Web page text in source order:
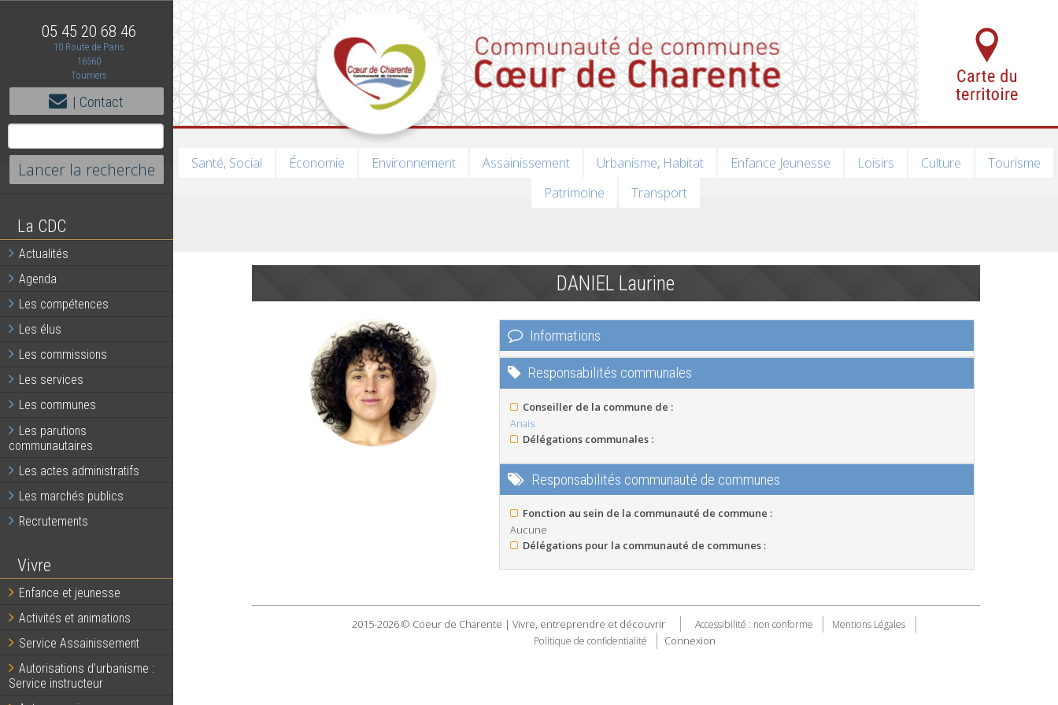
05 45 20 68 46
10 Route de Paris
16560
Tourriers
| Contact
La CDC
Actualités
Agenda
Les compétences
Les élus
Les commissions
Les services
Les communes
Les parutions
communautaires
Les actes administratifs
Les marchés publics
Recrutements
Vivre
Enfance et jeunesse
Activités et animations
Service Assainissement
Autorisations d’urbanisme :
Service instructeur
Santé, Social Économie Environnement Assainissement Urbanisme, Habitat Enfance Jeunesse Loisirs Culture
Tourisme
Patrimoine
Transport
DANIEL Laurine
Informations
Responsabilités communales
Conseiller de la commune de :
Anais
Délégations communales :
Responsabilités communauté de communes
Fonction au sein de la communauté de commune :
Aucune
Délégations pour la communauté de communes :
2015-2026 © Coeur de Charente | Vivre, entreprendre et découvrir Accessibilité : non conforme
Mentions Légales
Politique de confidentialité
Connexion